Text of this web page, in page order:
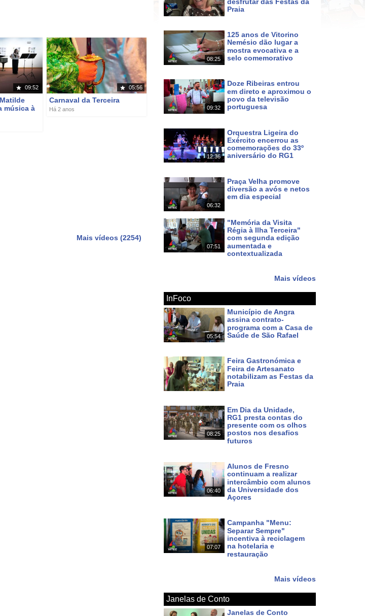
09:52
música à
05:56
Carnaval da Terceira
Há 2 anos
Mais vídeos (2254)
Praia
08:25
125 anos de Vitorino
Nemésio dão lugar a
mostra evocativa e a
selo comemorativo
09:32
Doze Ribeiras entrou
em direto e aproximou o
povo da televisão
portuguesa
12:36
Orquestra Ligeira do
Exército encerrou as
comemorações do 33º
aniversário do RG1
06:32
Praça Velha promove
diversão a avós e netos
em dia especial
07:51
"Memória da Visita
Régia à Ilha Terceira"
com segunda edição
aumentada e
contextualizada
Mais vídeos
InFoco
05:54
Município de Angra
assina contrato-
programa com a Casa de
Saúde de São Rafael
Feira Gastronómica e
Feira de Artesanato
notabilizam as Festas da
Praia
08:25
Em Dia da Unidade,
RG1 presta contas do
presente com os olhos
postos nos desafios
futuros
06:40
Alunos de Fresno
continuam a realizar
intercâmbio com alunos
da Universidade dos
Açores
07:07
Campanha "Menu:
Separar Sempre"
incentiva à reciclagem
na hotelaria e
restauração
Mais vídeos
Janelas de Conto
Janelas de Conto